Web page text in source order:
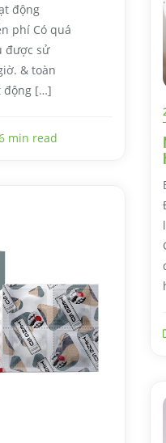
động
phí Có quá
được sử
& toàn
động […]
min read